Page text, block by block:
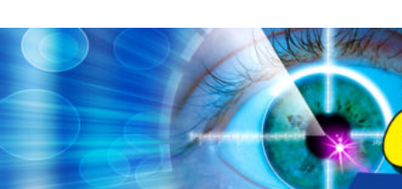
to
contentvinivida.lk